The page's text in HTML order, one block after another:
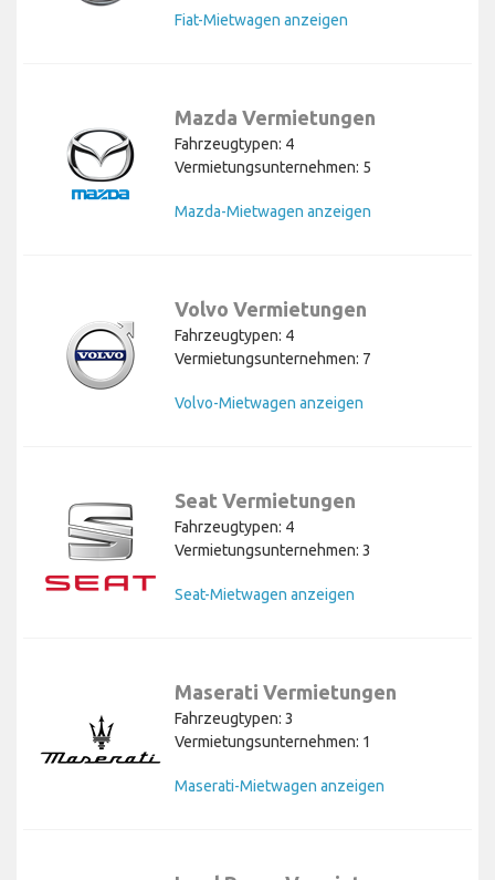
Fiat-Mietwagen anzeigen
Mazda Vermietungen
Fahrzeugtypen: 4
Vermietungsunternehmen: 5
Mazda-Mietwagen anzeigen
Volvo Vermietungen
Fahrzeugtypen: 4
Vermietungsunternehmen: 7
Volvo-Mietwagen anzeigen
Seat Vermietungen
Fahrzeugtypen: 4
Vermietungsunternehmen: 3
Seat-Mietwagen anzeigen
Maserati Vermietungen
Fahrzeugtypen: 3
Vermietungsunternehmen: 1
Maserati-Mietwagen anzeigen